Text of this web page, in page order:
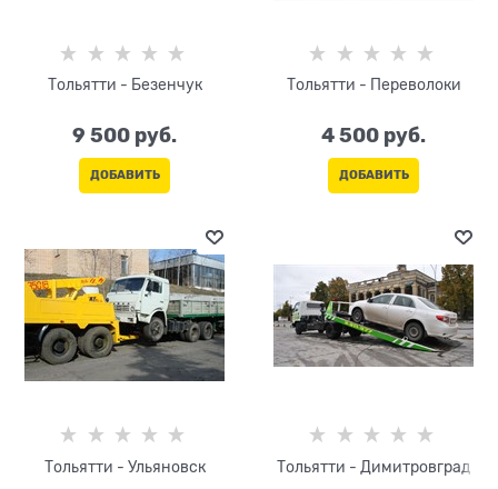
Тольятти - Безенчук
9 500 руб.
ДОБАВИТЬ
Тольятти - Переволоки
4 500 руб.
ДОБАВИТЬ
Тольятти - Ульяновск Тольятти - Димитровград